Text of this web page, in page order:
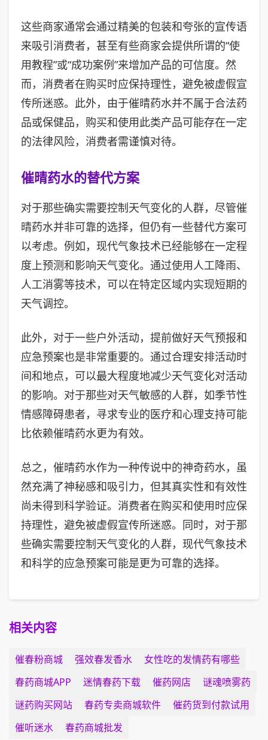
这些商家通常会通过精美的包装和夸张的宣传语
来吸引消费者，甚至有些商家会提供所谓的“使
用教程”或“成功案例”来增加产品的可信度。然
而，消费者在购买时应保持理性，避免被虚假宣
传所迷惑。此外，由于催晴药水并不属于合法药
品或保健品，购买和使用此类产品可能存在一定
的法律风险，消费者需谨慎对待。
催晴药水的替代方案
对于那些确实需要控制天气变化的人群，尽管催
晴药水并非可靠的选择，但仍有一些替代方案可
以考虑。例如，现代气象技术已经能够在一定程
度上预测和影响天气变化。通过使用人工降雨、
人工消雾等技术，可以在特定区域内实现短期的
天气调控。
此外，对于一些户外活动，提前做好天气预报和
应急预案也是非常重要的。通过合理安排活动时
间和地点，可以最大程度地减少天气变化对活动
的影响。对于那些对天气敏感的人群，如季节性
情感障碍患者，寻求专业的医疗和心理支持可能
比依赖催晴药水更为有效。
总之，催晴药水作为一种传说中的神奇药水，虽
然充满了神秘感和吸引力，但其真实性和有效性
尚未得到科学验证。消费者在购买和使用时应保
持理性，避免被虚假宣传所迷惑。同时，对于那
些确实需要控制天气变化的人群，现代气象技术
和科学的应急预案可能是更为可靠的选择。
相关内容
催春粉商城 强效春发香水
女性吃的发情药有哪些
春药商城APP
迷情春药下载 催药网店
谜魂喷雾药
谜药购买网站
春药专卖商城软件
催药货到付款试用
催听迷水
春药商城批发